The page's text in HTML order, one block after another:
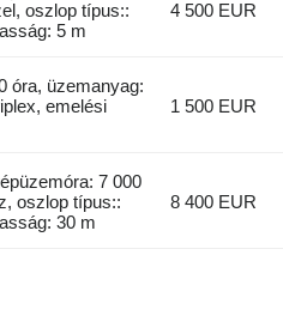
oszlop típus::
5 m
4 500 EUR
óra, üzemanyag:
emelési
1 500 EUR
7 000
oszlop típus::
30 m
8 400 EUR